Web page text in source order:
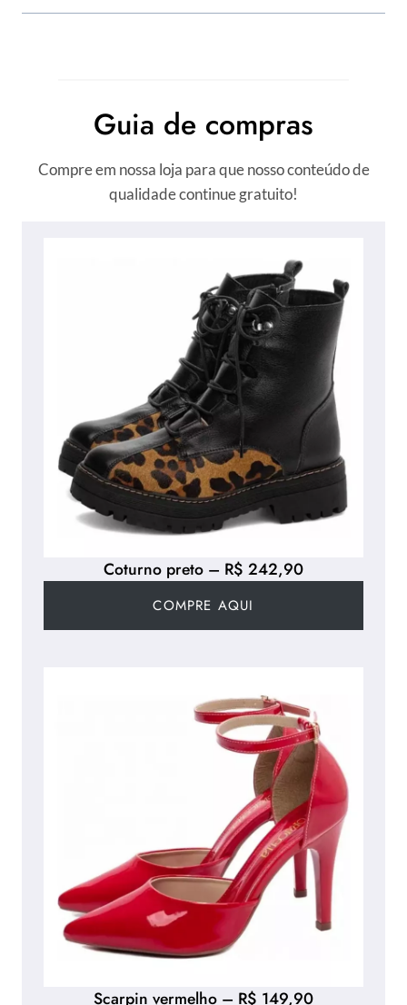
Guia de compras
Compre em nossa loja para que nosso conteúdo de
qualidade continue gratuito!
Coturno preto – R$ 242,90
COMPRE AQUI
Scarpin vermelho – R$ 149,90